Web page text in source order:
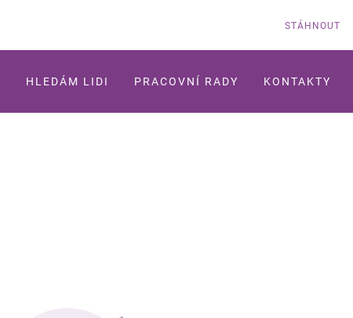
STÁHNOUT
HLEDÁM LIDI PRACOVNÍ RADY KONTAKTY